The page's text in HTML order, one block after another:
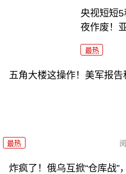
央视短短
夜作废！
最热
五角大楼这操作！美军报告
最热
炸疯了！俄乌互掀“仓库战”